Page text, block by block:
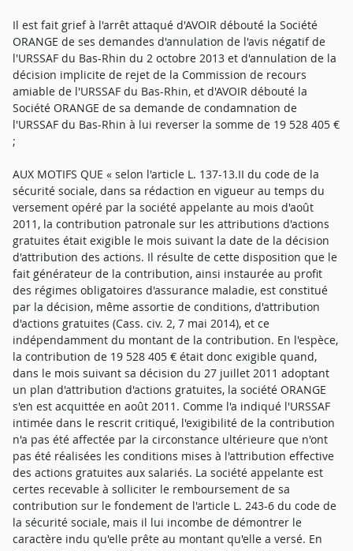
Il est fait grief à l'arrêt attaqué d'AVOIR débouté la Société
ORANGE de ses demandes d'annulation de l'avis négatif de
l'URSSAF du Bas-Rhin du 2 octobre 2013 et d'annulation de la
décision implicite de rejet de la Commission de recours
amiable de l'URSSAF du Bas-Rhin, et d'AVOIR débouté la
Société ORANGE de sa demande de condamnation de
l'URSSAF du Bas-Rhin à lui reverser la somme de 19 528 405 €
;
AUX MOTIFS QUE « selon l'article L. 137-13.II du code de la
sécurité sociale, dans sa rédaction en vigueur au temps du
versement opéré par la société appelante au mois d'août
2011, la contribution patronale sur les attributions d'actions
gratuites était exigible le mois suivant la date de la décision
d'attribution des actions. Il résulte de cette disposition que le
fait générateur de la contribution, ainsi instaurée au profit
des régimes obligatoires d'assurance maladie, est constitué
par la décision, même assortie de conditions, d'attribution
d'actions gratuites (Cass. civ. 2, 7 mai 2014), et ce
indépendamment du montant de la contribution. En l'espèce,
la contribution de 19 528 405 € était donc exigible quand,
dans le mois suivant sa décision du 27 juillet 2011 adoptant
un plan d'attribution d'actions gratuites, la société ORANGE
s'en est acquittée en août 2011. Comme l'a indiqué l'URSSAF
intimée dans le rescrit critiqué, l'exigibilité de la contribution
n'a pas été affectée par la circonstance ultérieure que n'ont
pas été réalisées les conditions mises à l'attribution effective
des actions gratuites aux salariés. La société appelante est
certes recevable à solliciter le remboursement de sa
contribution sur le fondement de l'article L. 243-6 du code de
la sécurité sociale, mais il lui incombe de démontrer le
caractère indu qu'elle prête au montant qu'elle a versé. En